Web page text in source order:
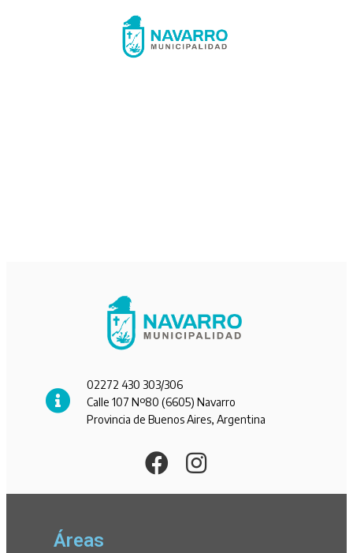
02272 430 303/306
Calle 107 Nº80 (6605) Navarro
Provincia de Buenos Aires, Argentina
Áreas